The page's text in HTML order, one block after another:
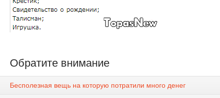
Обратите внимание
Бесполезная вещь на которую потратили много денег